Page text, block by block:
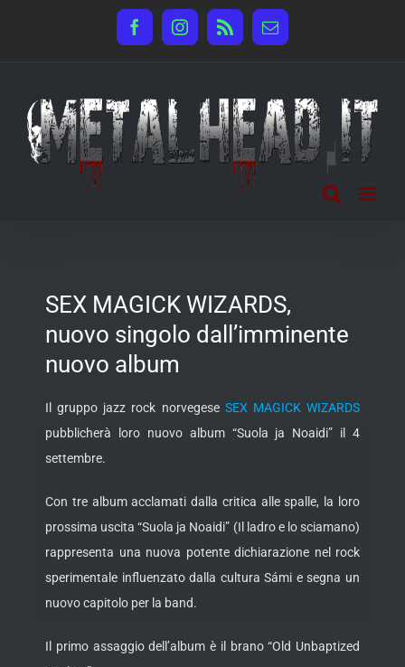
FacebookInstagram
Rss Email
SEX MAGICK WIZARDS,
nuovo singolo dall’imminente
nuovo album
Il gruppo jazz rock norvegese SEX MAGICK WIZARDS
pubblicherà loro nuovo album “Suola ja Noaidi” il 4
settembre.
Con tre album acclamati dalla critica alle spalle, la loro
prossima uscita “Suola ja Noaidi” (Il ladro e lo sciamano)
rappresenta una nuova potente dichiarazione nel rock
sperimentale influenzato dalla cultura Sámi e segna un
nuovo capitolo per la band.
Il primo assaggio dell’album è il brano “Old Unbaptized